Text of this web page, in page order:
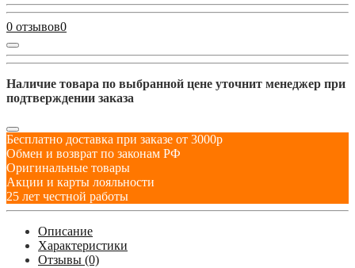
0 отзывов0
Наличие товара по выбранной цене уточнит менеджер при
подтверждении заказа
Бесплатно доставка при заказе от 3000р
Обмен и возврат по законам РФ
Оригинальные товары
Акции и карты лояльности
25 лет честной работы
Описание
Характеристики
Отзывы (0)